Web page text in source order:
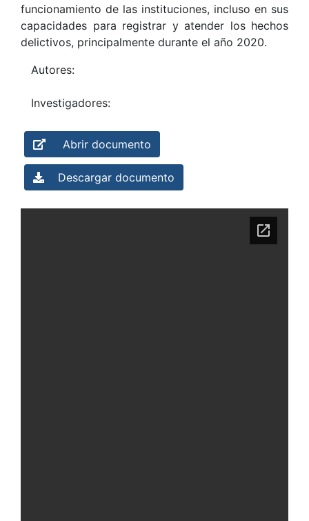
funcionamiento de las instituciones, incluso en sus
capacidades para registrar y atender los hechos
delictivos, principalmente durante el año 2020.
Autores:
Investigadores:
Abrir documento
Descargar documento